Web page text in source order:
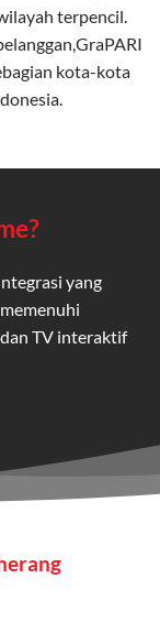
terpencil.
kota-kota
yang
, dan TV interaktif
konektivitas dan